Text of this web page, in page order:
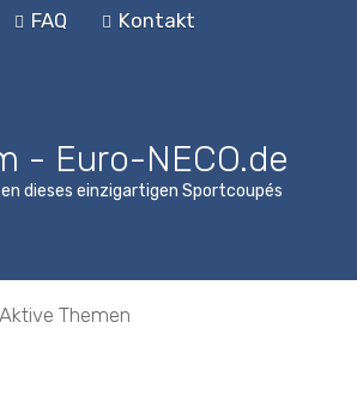
FAQ Kontakt
- Euro-NECO.de
dieses einzigartigen Sportcoupés
Aktive Themen